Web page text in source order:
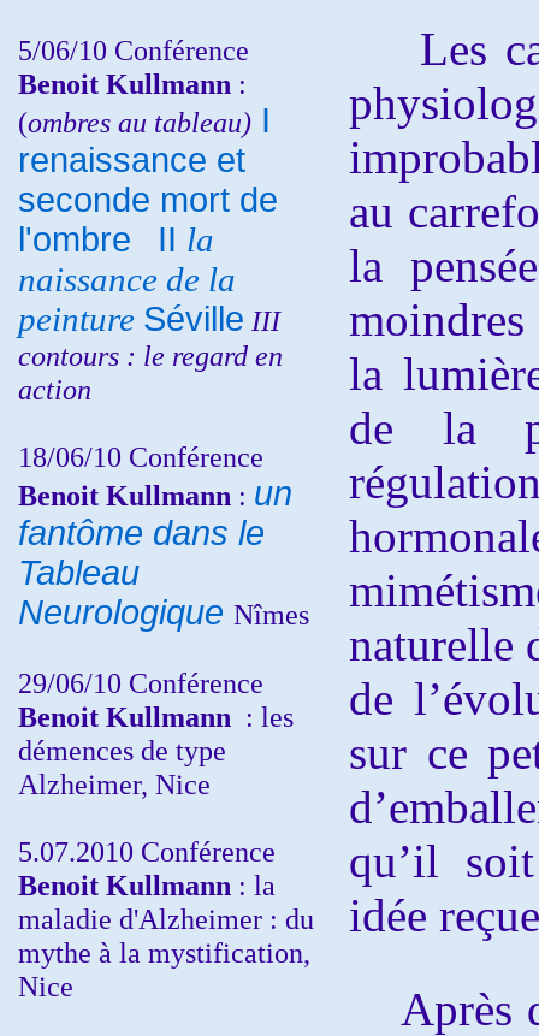
5/06/10 Conférence
Benoit Kullmann :
(ombres au tableau) I
renaissance et
seconde mort de
l'ombre
II la
naissance de la
peinture Séville III
contours : le regard en
action
18/06/10 Conférence
Benoit Kullmann : un
fantôme dans le
Tableau
Neurologique Nîmes
29/06/10 Conférence
Benoit Kullmann : les
démences de type
Alzheimer, Nice
5.07.2010 Conférence
Benoit Kullmann : la
maladie d'Alzheimer : du
mythe à la mystification,
Nice
Les
au
la
moindres
la
de la
naturelle
de
sur ce
qu’il
idée
Après